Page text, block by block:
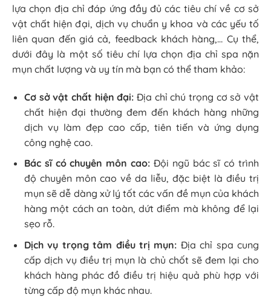
lựa chọn địa chỉ đáp ứng đầy đủ các tiêu chí về cơ sở
vật chất hiện đại, dịch vụ chuẩn y khoa và các yếu tố
liên quan đến giá cả, feedback khách hàng,… Cụ thể,
dưới đây là một số tiêu chí lựa chọn địa chỉ spa nặn
mụn chất lượng và uy tín mà bạn có thể tham khảo:
Cơ sở vật chất hiện đại: Địa chỉ chú trọng cơ sở vật
chất hiện đại thường đem đến khách hàng những
dịch vụ làm đẹp cao cấp, tiên tiến và ứng dụng
công nghệ cao.
Bác sĩ có chuyên môn cao: Đội ngũ bác sĩ có trình
độ chuyên môn cao về da liễu, đặc biệt là điều trị
mụn sẽ dễ dàng xử lý tốt các vấn đề mụn của khách
hàng một cách an toàn, dứt điểm mà không để lại
sẹo rỗ.
Dịch vụ trọng tâm điều trị mụn: Địa chỉ spa cung
cấp dịch vụ điều trị mụn là chủ chốt sẽ đem lại cho
khách hàng phác đồ điều trị hiệu quả phù hợp với
từng cấp độ mụn khác nhau.